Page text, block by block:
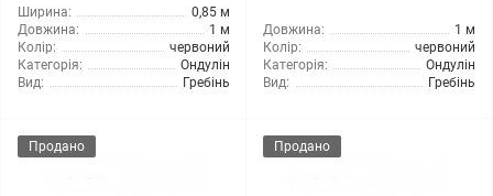
Ширина:
0,85 м
Довжина:
1 м
Колір:
червоний
Категорія:
Ондулін
Вид:
Гребінь
Довжина:
1 м
Колір:
червоний
Категорія:
Ондулін
Вид:
Гребінь
Продано Продано